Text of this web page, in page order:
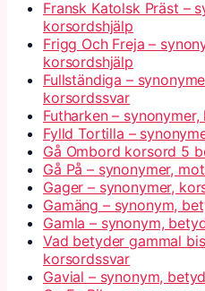
Fransk Katolsk Präst –
korsordshjälp
Frigg Och Freja –
korsordshjälp
Fullständiga –
korsordssvar
Futharken –
Fylld Tortilla –
Gå Ombord korsord 5
Gå På – synonymer,
Gager – synonymer,
Gamäng – synonym,
Gamla – synonym,
Vad betyder gammal
korsordssvar
Gavial – synonym,